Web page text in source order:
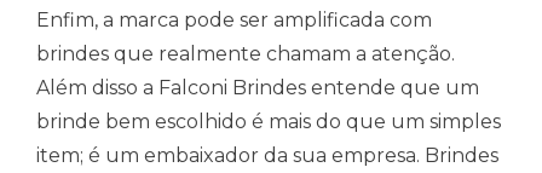
Enfim, a marca pode ser amplificada com
brindes que realmente chamam a atenção.
Além disso a Falconi Brindes entende que um
brinde bem escolhido é mais do que um simples
item; é um embaixador da sua empresa. Brindes